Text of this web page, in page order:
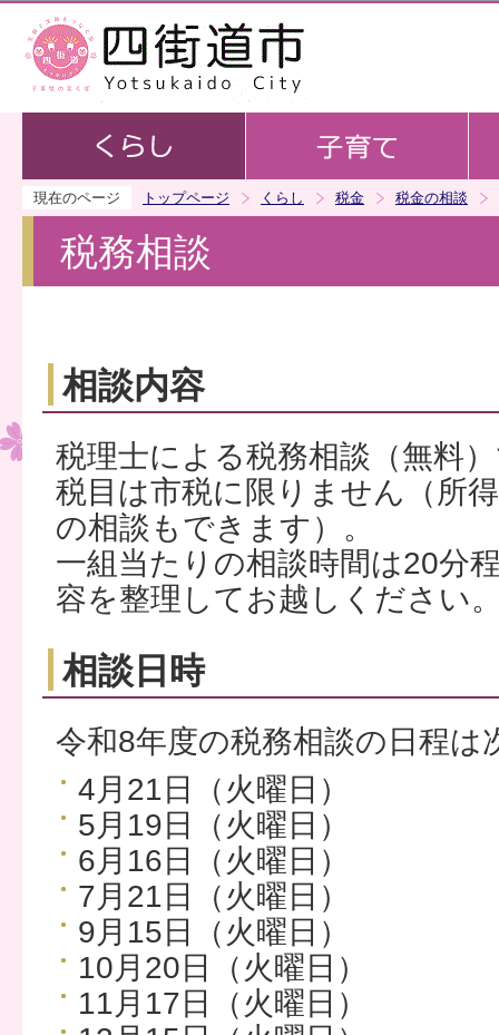
現在のページ トップページ くらし 税金 税金の相談
税務相談
相談内容
税理士による税務相談（無料
税目は市税に限りません（所
の相談もできます）。
一組当たりの相談時間は20分
容を整理してお越しください
相談日時
令和8年度の税務相談の日程は
4月21日（火曜日）
5月19日（火曜日）
6月16日（火曜日）
7月21日（火曜日）
9月15日（火曜日）
10月20日（火曜日）
11月17日（火曜日）